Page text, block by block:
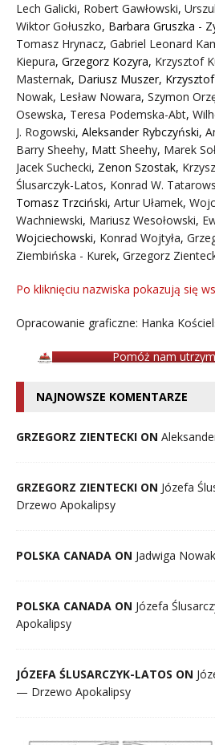
Lech Galicki, Robert Gawłowski,
Wiktor Gołuszko, Barbara Gruszka -
Tomasz Hrynacz, Gabriel Leonard
Kiepura, Grzegorz Kozyra, Krzysztof
Masternak, Dariusz Muszer,
Nowak, Lesław Nowara, Szymon
Osewska, Teresa Podemska-Abt,
J. Rogowski, Aleksander Rybczyński,
Barry Sheehy, Matt Sheehy, Marek
Jacek Suchecki, Zenon Szostak,
Ślusarczyk-Latos, Konrad W.
Tomasz Trzciński, Artur Ułamek,
Wachniewski, Mariusz Wesołowski,
Wojciechowski, Konrad Wojtyła,
Ziembińska - Kurek, Grzegorz
Po kliknięciu nazwiska pokazują się
Opracowanie graficzne: Hanka
Pomóż nam
NAJNOWSZE KOMENTARZE
GRZEGORZ ZIENTECKI ON
GRZEGORZ ZIENTECKI ON Józefa
Drzewo Apokalipsy
POLSKA CANADA ON Jadwiga
POLSKA CANADA ON Józefa
Apokalipsy
JÓZEFA ŚLUSARCZYK-LATOS ON
— Drzewo Apokalipsy